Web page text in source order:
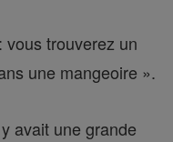
vous trouverez un
une mangeoire ».
avait une grande